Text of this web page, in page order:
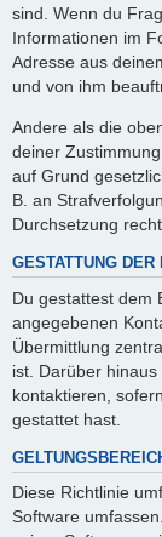
sind. Wenn du
Informationen im
Adresse aus
und von ihm
Andere als die
deiner
auf Grund
B. an
Durchsetzung
GESTATTUNG DER
Du gestattest dem
angegebenen
Übermittlung
ist. Darüber
kontaktieren,
gestattet hast.
Diese Richtlinie
Software